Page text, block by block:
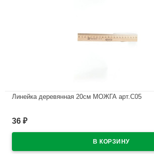
Линейка деревянная 20см МОЖГА арт.С05
36 ₽